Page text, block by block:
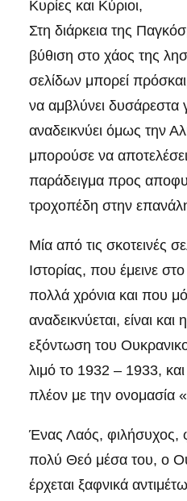
Κυρίες και Κύριοι,
Στη διάρκεια της
βύθιση στο χάος της
σελίδων μπορεί
να αμβλύνει δυσάρεστα
αναδεικνύει όμως την
μπορούσε να
παράδειγμα προς
τροχοπέδη στην
Μία από τις σκοτεινές
Ιστορίας, που έμεινε
πολλά χρόνια και που
αναδεικνύεται, είναι και
εξόντωση του
λιμό το 1932 – 1933,
πλέον με την
Ένας Λαός, φιλήσυχος,
πολύ Θεό μέσα του, ο
έρχεται ξαφνικά